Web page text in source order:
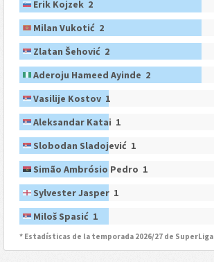
Erik Kojzek 2
Milan Vukotić 2
Zlatan Šehović 2
Aderoju Hameed Ayinde 2
Vasilije Kostov 1
Aleksandar Katai 1
Slobodan Sladojević 1
Simão Ambrósio Pedro 1
Sylvester Jasper 1
Miloš Spasić 1
* Estadísticas de la temporada 2026/27 de SuperLiga